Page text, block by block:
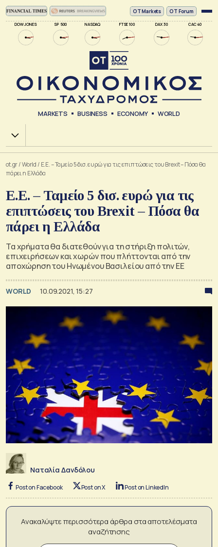
DOW JONES SP 500 NASDAQ FTSE 100 DAX 30 CAC 40
ΟΤ Markets OT Forum
MARKETS BUSINESS ECONOMY WORLD
Χ.Α.
ot.gr/World / Ε.Ε. – Ταμείο 5 δισ. ευρώ για τις επιπτώσεις του Brexit – Πόσα θα
πάρει η Ελλάδα
Ε.Ε. – Ταμείο 5 δισ. ευρώ για τις
επιπτώσεις του Brexit – Πόσα θα
πάρει η Ελλάδα
Τα χρήματα θα διατεθούν για τη στήριξη πολιτών,
επιχειρήσεων και χωρών που πλήττονται από την
αποχώρηση του Ηνωμένου Βασιλείου από την ΕΕ
WORLD 10.09.2021, 15:27
Ναταλία Δανδόλου
Post on Facebook Post on X Post on LinkedIn
Ανακαλύψτε περισσότερα άρθρα στα αποτελέσματα
αναζήτησης